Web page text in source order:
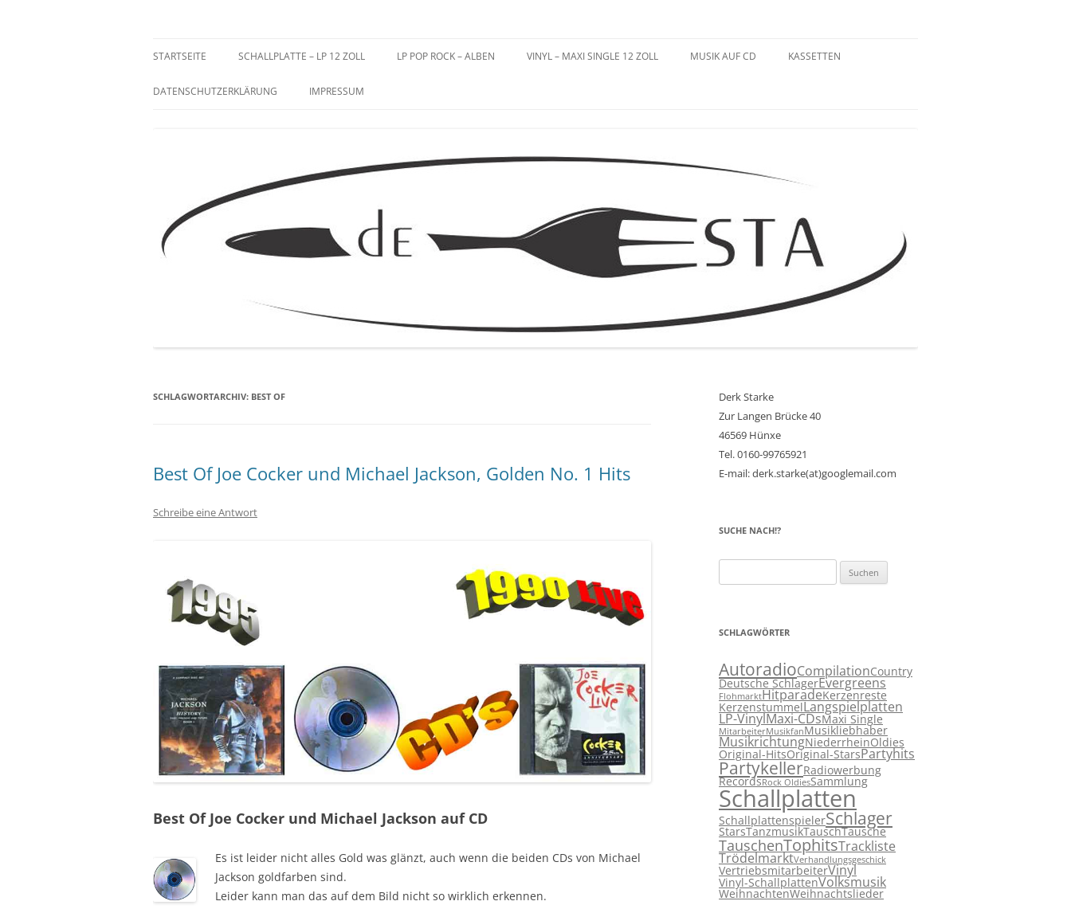
STARTSEITE SCHALLPLATTE – LP 12 ZOLL LP POP ROCK – ALBEN VINYL – MAXI SINGLE 12 ZOLL MUSIK AUF CD KASSETTEN
DATENSCHUTZERKLÄRUNG IMPRESSUM
SCHLAGWORTARCHIV: BEST OF
Best Of Joe Cocker und Michael Jackson, Golden No. 1 Hits
Schreibe eine Antwort
Best Of Joe Cocker und Michael Jackson auf CD
Es ist leider nicht alles Gold was glänzt, auch wenn die beiden CDs von Michael
Jackson goldfarben sind.
Leider kann man das auf dem Bild nicht so wirklich erkennen.
Derk Starke
Zur Langen Brücke 40
46569 Hünxe
Tel. 0160-99765921
E-mail: derk.starke(at)googlemail.com
SUCHE NACH!?
nach:
SCHLAGWÖRTER
AutoradioCompilationCountry
Deutsche SchlagerEvergreens
FlohmarktHitparadeKerzenreste
KerzenstummelLangspielplatten
LP-VinylMaxi-CDsMaxi Single
MitarbeiterMusikfanMusikliebhaber
MusikrichtungNiederrheinOldies
Original-HitsOriginal-StarsPartyhits
PartykellerRadiowerbung
RecordsRock OldiesSammlung
Schallplatten
SchallplattenspielerSchlager
StarsTanzmusikTauschTausche
TauschenTophitsTrackliste
TrödelmarktVerhandlungsgeschick
VertriebsmitarbeiterVinyl
Vinyl-SchallplattenVolksmusik
WeihnachtenWeihnachtslieder